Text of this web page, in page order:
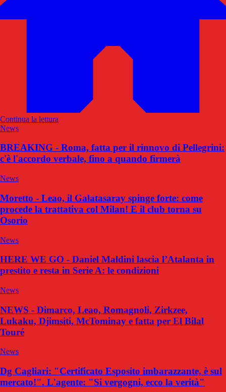
Continua la lettura
News
BREAKING - Roma, fatta per il rinnovo di Pellegrini:
c'è l'accordo verbale, fino a quando firmerà
News
Moretto - Leao, il Galatasaray spinge forte: come
procede la trattativa col Milan! E il club torna su
Osorio
News
HERE WE GO - Daniel Maldini lascia l’Atalanta in
prestito e resta in Serie A: le condizioni
News
NEWS - Dimarco, Leao, Romagnoli, Zirkzee,
Lukaku, Djimsiti, McTominay e fatta per El Bilal
Touré
News
Dg Cagliari: "Certificato Esposito imbarazzante, è sul
mercato!". L'agente: "Si vergogni, ecco la verità"